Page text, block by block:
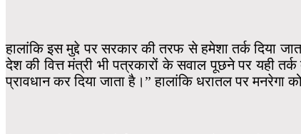
हालांकि इस मुद्दे पर सरकार की तरफ से हमेशा तर्क दिया
देश की वित्त मंत्री भी पत्रकारों के सवाल पूछने पर यही
प्रावधान कर दिया जाता है।” हालांकि धरातल पर